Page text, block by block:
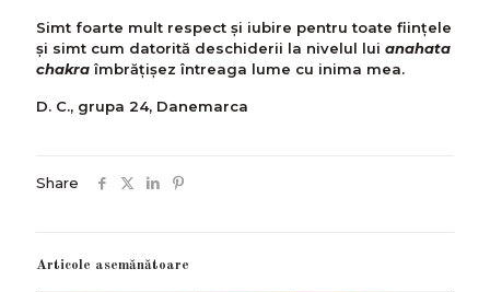
Simt foarte mult respect şi iubire pentru toate fiinţele
şi simt cum datorită deschiderii la nivelul lui anahata
chakra îmbrăţişez întreaga lume cu inima mea.
D. C., grupa 24, Danemarca
Share
Articole asemănătoare